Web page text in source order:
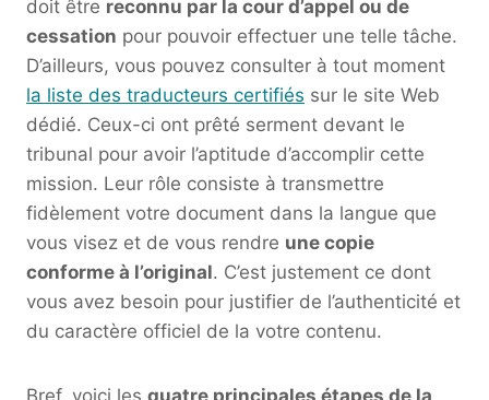
doit être reconnu par la cour d’appel ou de
cessation pour pouvoir effectuer une telle tâche.
D’ailleurs, vous pouvez consulter à tout moment
la liste des traducteurs certifiés sur le site Web
dédié. Ceux-ci ont prêté serment devant le
tribunal pour avoir l’aptitude d’accomplir cette
mission. Leur rôle consiste à transmettre
fidèlement votre document dans la langue que
vous visez et de vous rendre une copie
conforme à l’original. C’est justement ce dont
vous avez besoin pour justifier de l’authenticité et
du caractère officiel de la votre contenu.
Bref, voici les quatre principales étapes de la